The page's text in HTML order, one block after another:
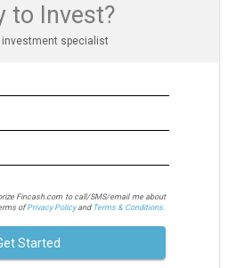
to Invest?
investment specialist
Fincash.com to call/SMS/email me about
ofPrivacy Policyand Terms & Conditions.
Started